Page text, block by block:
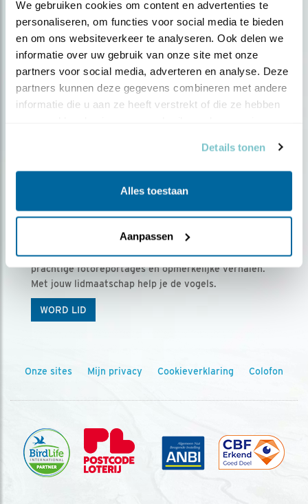
We gebruiken cookies om content en advertenties te
personaliseren, om functies voor social media te bieden
en om ons websiteverkeer te analyseren. Ook delen we
informatie over uw gebruik van onze site met onze
partners voor social media, adverteren en analyse. Deze
partners kunnen deze gegevens combineren met andere
informatie die u aan ze heeft verstrekt of die ze hebben
Details tonen
Alles toestaan
Aanpassen
Ontvang 5 x Vogels voor € 36,00 per jaar
Vogels is het tijdschrift voor onze leden, met
prachtige fotoreportages en opmerkelijke verhalen.
Met jouw lidmaatschap help je de vogels.
WORD LID
Onze sites Mijn privacy Cookieverklaring Colofon